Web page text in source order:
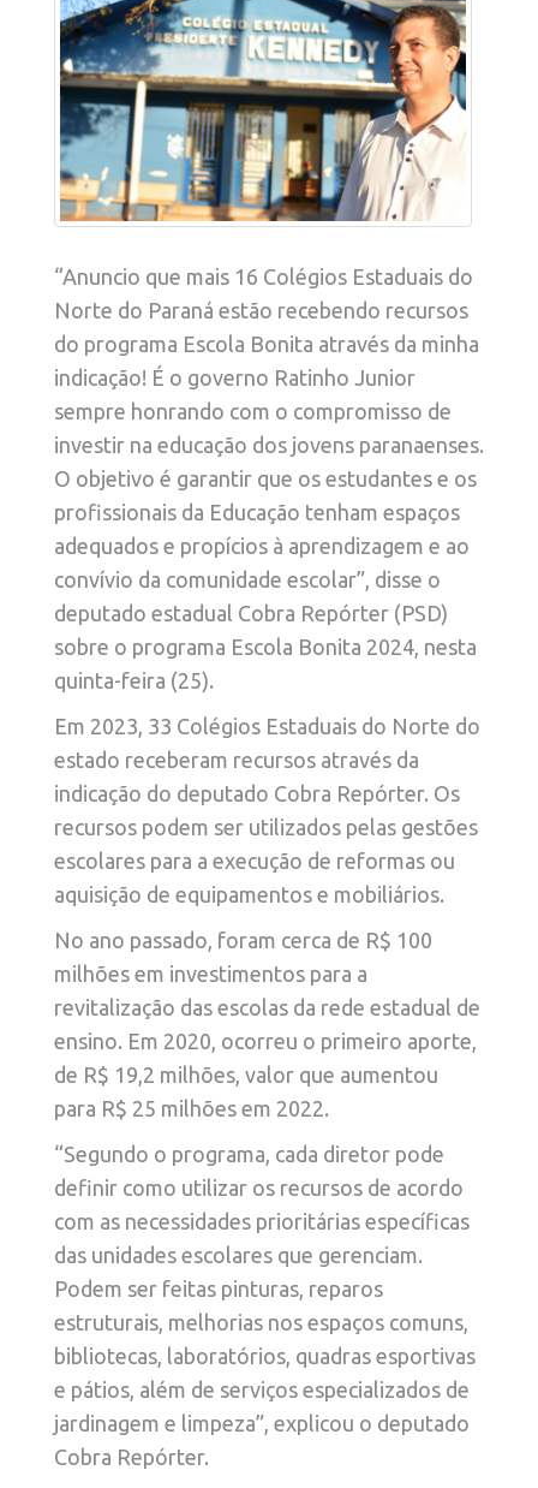
“Anuncio que mais 16 Colégios Estaduais do
Norte do Paraná estão recebendo recursos
do programa Escola Bonita através da minha
indicação! É o governo Ratinho Junior
sempre honrando com o compromisso de
investir na educação dos jovens paranaenses.
O objetivo é garantir que os estudantes e os
profissionais da Educação tenham espaços
adequados e propícios à aprendizagem e ao
convívio da comunidade escolar”, disse o
deputado estadual Cobra Repórter (PSD)
sobre o programa Escola Bonita 2024, nesta
quinta-feira (25).
Em 2023, 33 Colégios Estaduais do Norte do
estado receberam recursos através da
indicação do deputado Cobra Repórter. Os
recursos podem ser utilizados pelas gestões
escolares para a execução de reformas ou
aquisição de equipamentos e mobiliários.
No ano passado, foram cerca de R$ 100
milhões em investimentos para a
revitalização das escolas da rede estadual de
ensino. Em 2020, ocorreu o primeiro aporte,
de R$ 19,2 milhões, valor que aumentou
para R$ 25 milhões em 2022.
“Segundo o programa, cada diretor pode
definir como utilizar os recursos de acordo
com as necessidades prioritárias específicas
das unidades escolares que gerenciam.
Podem ser feitas pinturas, reparos
estruturais, melhorias nos espaços comuns,
bibliotecas, laboratórios, quadras esportivas
e pátios, além de serviços especializados de
jardinagem e limpeza”, explicou o deputado
Cobra Repórter.